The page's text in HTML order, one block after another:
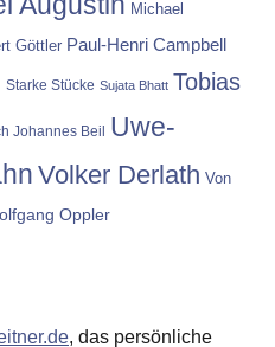
Michael
Göttler Paul-Henri Campbell
Starke Stücke Sujata Bhatt Tobias
Johannes Beil Uwe-
Volker Derlath Von
Oppler
, das persönliche